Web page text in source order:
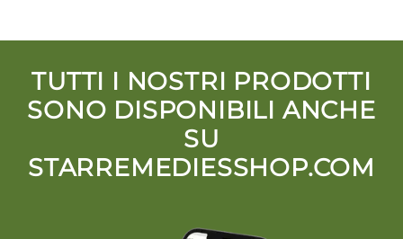
TUTTI I NOSTRI PRODOTTI
SONO DISPONIBILI ANCHE
SU
STARREMEDIESSHOP.COM